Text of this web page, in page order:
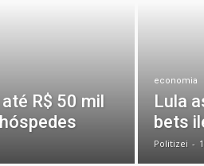
R$ 50 mil
economia
Lula
bets
Politizei -